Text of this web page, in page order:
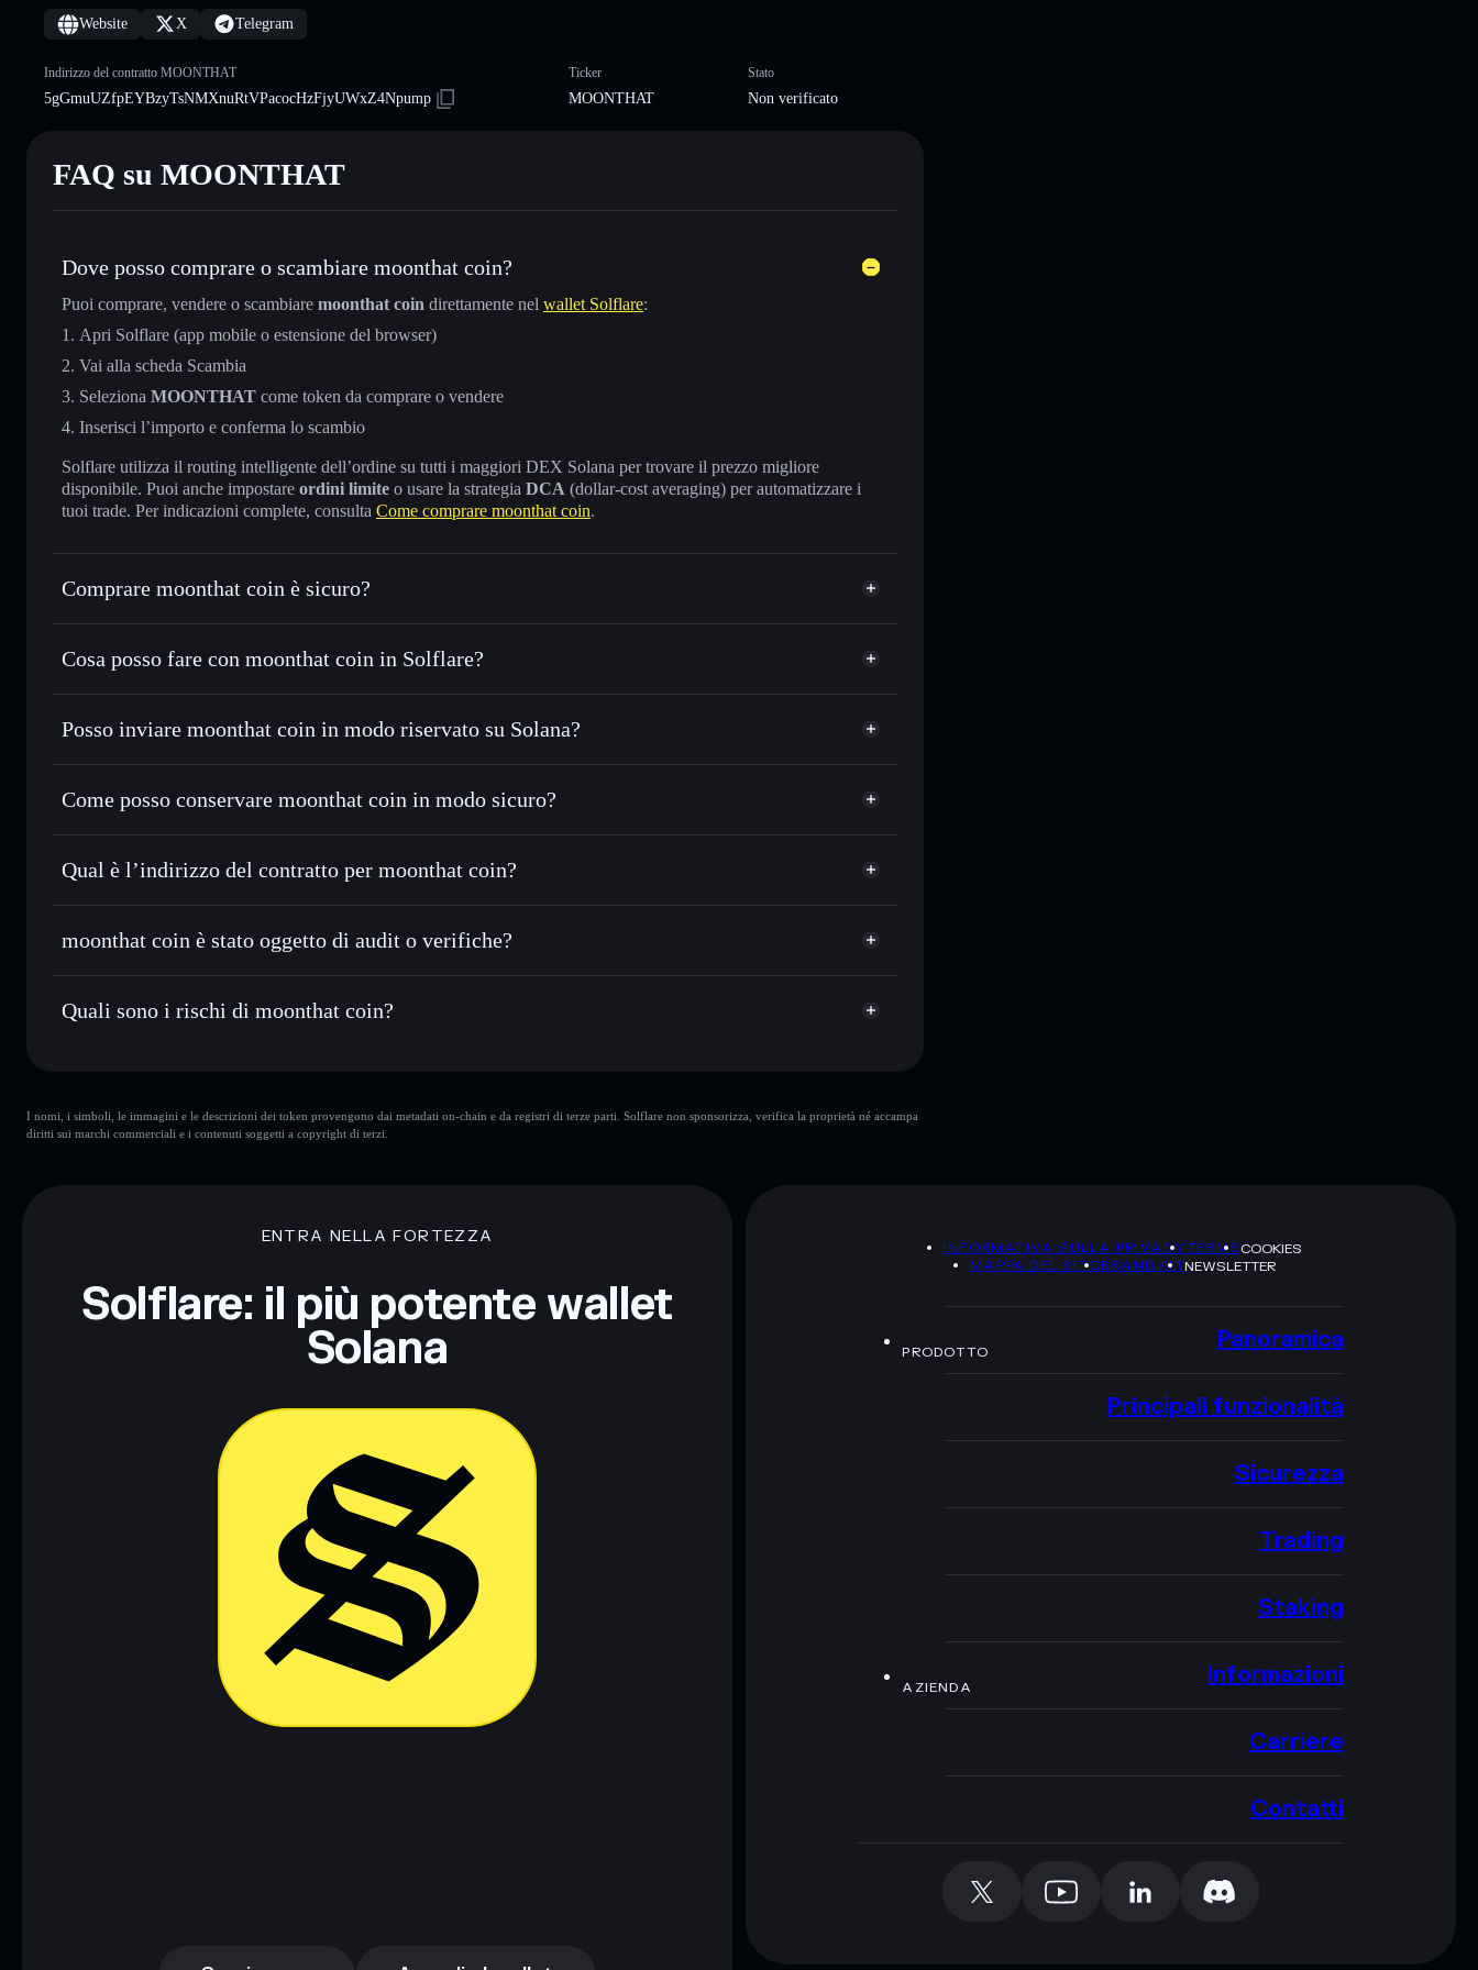
Website X Telegram
Indirizzo del contratto MOONTHAT
5gGmuUZfpEYBzyTsNMXnuRtVPacocHzFjyUWxZ4Npump
Ticker
MOONTHAT
Stato
Non verificato
FAQ su MOONTHAT
Dove posso comprare o scambiare moonthat coin?
Puoi comprare, vendere o scambiare moonthat coin direttamente nel wallet Solflare:
Apri Solflare (app mobile o estensione del browser)
Vai alla scheda Scambia
Seleziona MOONTHAT come token da comprare o vendere
Inserisci l’importo e conferma lo scambio
Solflare utilizza il routing intelligente dell’ordine su tutti i maggiori DEX Solana per trovare il prezzo migliore
disponibile. Puoi anche impostare ordini limite o usare la strategia DCA (dollar-cost averaging) per automatizzare i
tuoi trade. Per indicazioni complete, consulta Come comprare moonthat coin.
Comprare moonthat coin è sicuro?
moonthat coin non è verificato
Cosa posso fare con moonthat coin in Solflare?
moonthat coin
wallet Solflare
Scambiare istantaneamente— scambia MOONTHAT in SOL, USDC o in migliaia di altri token Solana al prezzo
Usare il DCA— applica la strategia dollar-cost average su MOONTHAT nel tempo
Inviare in modo riservato— trasferisci MOONTHAT senza collegare pubblicamente i wallet usando
l’Aggregatore di privacy incorporato di Solflare
ed esclusivo controllo delle tue chiavi private
Posso inviare moonthat coin in modo riservato su Solana?
Aggregatore di privacy
Come posso conservare moonthat coin in modo sicuro?
moonthat coin wallet non-custodial Solflare
Aggregatore di
privacy
Qual è l’indirizzo del contratto per moonthat coin?
moonthat coin
5gGmuUZfpEYBzyTsNMXnuRtVPacocHzFjyUWxZ4Npump
Solflare
moonthat coin è stato oggetto di audit o verifiche?
moonthat coin non è verificato
Quali sono i rischi di moonthat coin?
liquidità limitata
I nomi, i simboli, le immagini e le descrizioni dei token provengono dai metadati on-chain e da registri di terze parti. Solflare non sponsorizza, verifica la proprietà né accampa
diritti sui marchi commerciali e i contenuti soggetti a copyright di terzi.
ENTRA NELLA FORTEZZA
Solflare: il più potente wallet
Solana
INFORMATIVA SULLA PRIVACYTERMSCOOKIES
MAPPA DEL SITOBRAND KITNEWSLETTER
PRODOTTO Panoramica
Principali funzionalità
Sicurezza
Trading
Staking
AZIENDA Informazioni
Carriere
Contatti